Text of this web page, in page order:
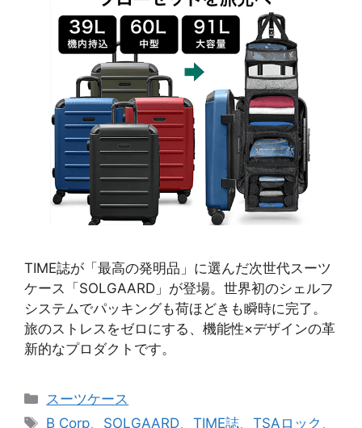
TIME誌が「最高の発明品」に選んだ次世代スーツ
ケース「SOLGAARD」が登場。世界初のシェルフ
システムでパッキングも荷ほどきも瞬時に完了。
旅のストレスをゼロにする、機能性×デザインの革
新的なプロダクトです。
カ
テ
スーツケース
タ
B Corp、 SOLGAARD、TIME誌、TSAロック 、